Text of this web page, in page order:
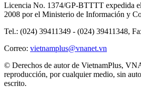
Licencia No. 1374/GP-BTTTT expedida
2008 por el Ministerio de Información y
Tel.: (024) 39411349 - (024) 39411348,
Correo: vietnamplus@vnanet.vn
© Derechos de autor de VietnamPlus,
reproducción, por cualquier medio, sin
escrito.